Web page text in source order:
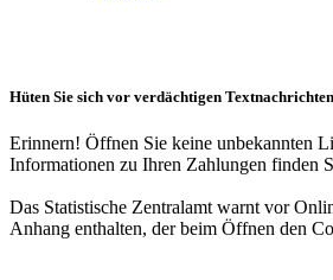
Hüten Sie sich vor verdächtigen
Erinnern! Öffnen Sie keine unbekannten
Informationen zu Ihren Zahlungen finden
Das Statistische Zentralamt warnt vor
Anhang enthalten, der beim Öffnen den